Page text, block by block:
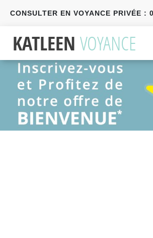
CONSULTER EN VOYANCE PRIVÉE :